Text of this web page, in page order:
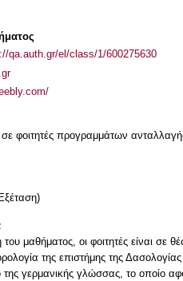
qa.auth.gr/el/class/1/600275630
φοιτητές προγραμμάτων
μαθήματος, οι φοιτητές είναι σε
της επιστήμης της Δασολογίας
της γερμανικής γλώσσας, το οποίο